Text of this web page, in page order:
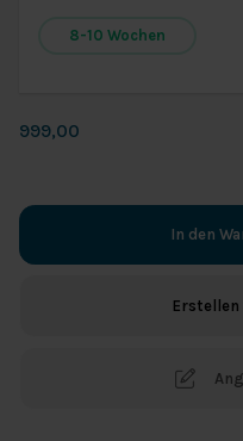
line
8-10 Wochen
999,00
In den
Erstellen